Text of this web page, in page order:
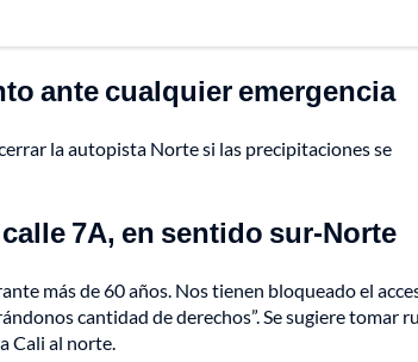
ante cualquier emergencia
la autopista Norte si las precipitaciones se
7A, en sentido sur-Norte
más de 60 años. Nos tienen bloqueado el
cantidad de derechos”. Se sugiere tomar
Cali al norte.